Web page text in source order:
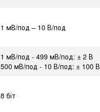
1 мВ/под – 10 В/под
1 мВ/под - 499 мВ/под: ± 2 В
500 мВ/под - 10 В/под: ± 100 В
8 біт